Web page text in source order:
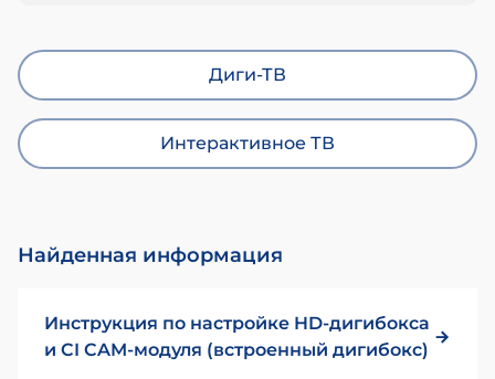
Диги-ТВ
Интерактивное ТВ
Найденная информация
Инструкция по настройке HD-дигибокса
и CI CAM-модуля (встроенный дигибокс)